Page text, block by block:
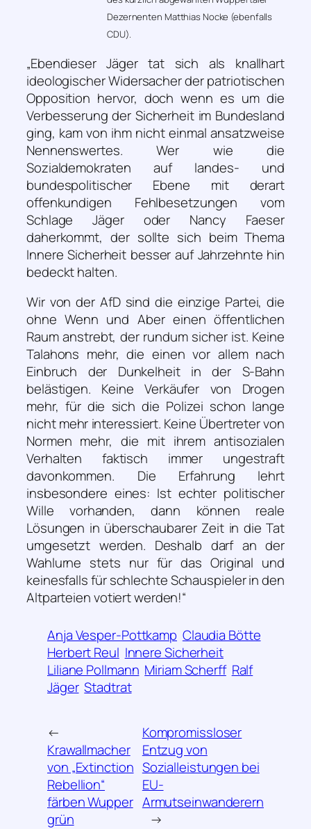
Dezernenten Matthias Nocke (ebenfalls
CDU).
„Ebendieser Jäger tat sich als knallhart
ideologischer Widersacher der patriotischen
Opposition hervor, doch wenn es um die
Verbesserung der Sicherheit im Bundesland
ging, kam von ihm nicht einmal ansatzweise
Nennenswertes. Wer wie die
Sozialdemokraten auf landes- und
bundespolitischer Ebene mit derart
offenkundigen Fehlbesetzungen vom
Schlage Jäger oder Nancy Faeser
daherkommt, der sollte sich beim Thema
Innere Sicherheit besser auf Jahrzehnte hin
bedeckt halten.
Wir von der AfD sind die einzige Partei, die
ohne Wenn und Aber einen öffentlichen
Raum anstrebt, der rundum sicher ist. Keine
Talahons mehr, die einen vor allem nach
Einbruch der Dunkelheit in der S-Bahn
belästigen. Keine Verkäufer von Drogen
mehr, für die sich die Polizei schon lange
nicht mehr interessiert. Keine Übertreter von
Normen mehr, die mit ihrem antisozialen
Verhalten faktisch immer ungestraft
davonkommen. Die Erfahrung lehrt
insbesondere eines: Ist echter politischer
Wille vorhanden, dann können reale
Lösungen in überschaubarer Zeit in die Tat
umgesetzt werden. Deshalb darf an der
Wahlurne stets nur für das Original und
keinesfalls für schlechte Schauspieler in den
Altparteien votiert werden!“
Anja Vesper-Pottkamp Claudia Bötte
Herbert Reul Innere Sicherheit
Liliane Pollmann Miriam Scherff Ralf
Jäger Stadtrat
←
Krawallmacher
von „Extinction
Rebellion“
färben Wupper
grün
Kompromissloser
Entzug von
Sozialleistungen bei
EU-
Armutseinwanderern
→